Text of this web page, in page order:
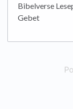
Bibelverse
Gebet